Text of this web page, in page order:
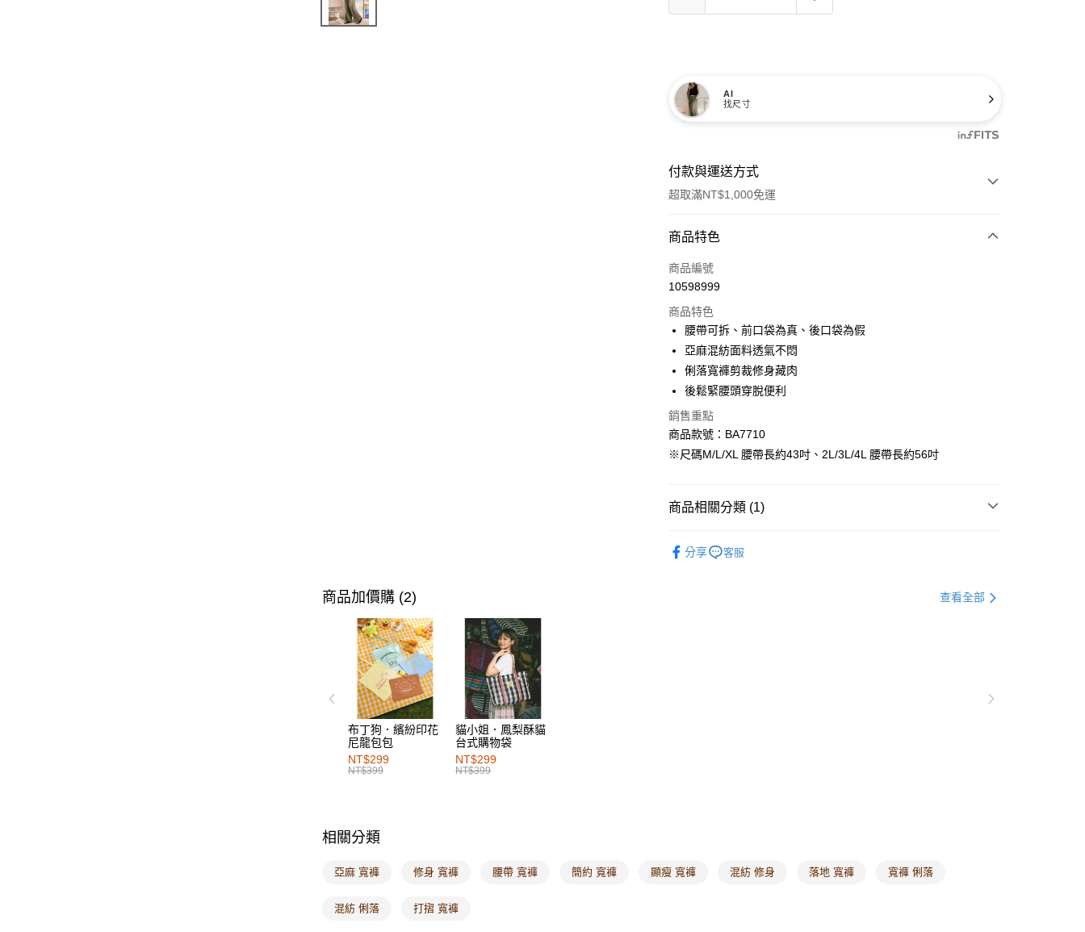
AI
找尺寸
付款與運送方式
超取滿NT$1,000免運
付款方式
信用卡一次付款
超商取貨付款
LINE Pay
街口支付
運送方式
海外配送-港/澳/新/馬/泰國專屬
商品特色
商品編號
10598999
商品特色
腰帶可拆、前口袋為真、後口袋為假
亞麻混紡面料透氣不悶
俐落寬褲剪裁修身藏肉
後鬆緊腰頭穿脫便利
銷售重點
商品款號：BA7710
※尺碼M/L/XL 腰帶長約43吋、2L/3L/4L 腰帶長約56吋
商品相關分類 (1)
分享
客服
商品加價購 (2) 查看全部
布丁狗．繽紛印花
尼龍包包
NT$299
NT$399
貓小姐．鳳梨酥貓
台式購物袋
NT$299
NT$399
相關分類
亞麻 寬褲 修身 寬褲 腰帶 寬褲 簡約 寬褲 顯瘦 寬褲 混紡 修身 落地 寬褲 寬褲 俐落
混紡 俐落 打摺 寬褲